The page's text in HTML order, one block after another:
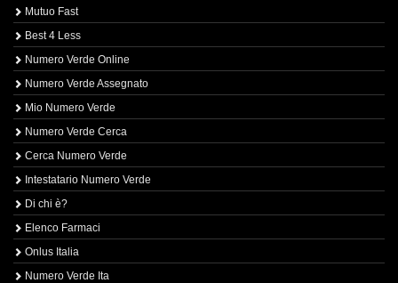
Mutuo Fast
Best 4 Less
Numero Verde Online
Numero Verde Assegnato
Mio Numero Verde
Numero Verde Cerca
Cerca Numero Verde
Intestatario Numero Verde
Di chi è?
Elenco Farmaci
Onlus Italia
Numero Verde Ita